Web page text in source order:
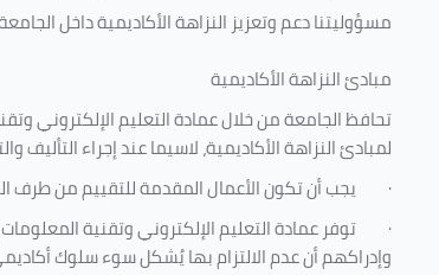
مسؤوليتنا دعم وتعزيز النزاهة الأكاديمية داخل
مبادئ النزاهة الأكاديمية
تحافظ الجامعة من خلال عمادة التعليم الإلكتروني
لمبادئ النزاهة الأكاديمية، لاسيما عند إجراء التأليف
· يجب أن تكون الأعمال المقدمة للتقييم من طرف
· توفر عمادة التعليم الإلكتروني وتقنية
وإدراكهم أن عدم الالتزام بها يُشكل سوء سلوك